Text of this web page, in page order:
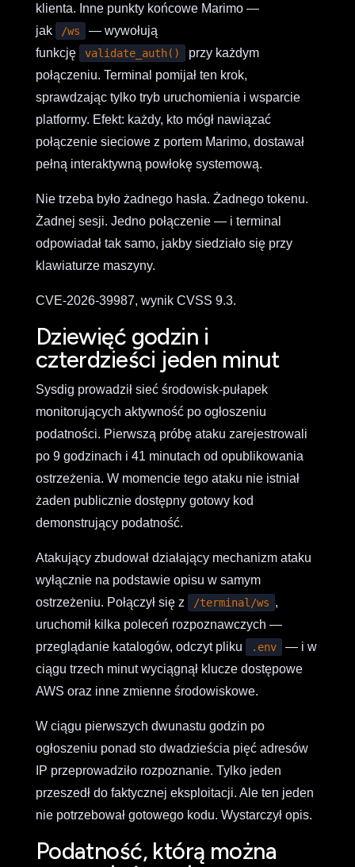
klienta. Inne punkty końcowe Marimo —
jak
/ws
— wywołują
funkcję
validate_auth()
przy każdym
połączeniu. Terminal pomijał ten krok,
sprawdzając tylko tryb uruchomienia i wsparcie
platformy. Efekt: każdy, kto mógł nawiązać
połączenie sieciowe z portem Marimo, dostawał
pełną interaktywną powłokę systemową.
Nie trzeba było żadnego hasła. Żadnego tokenu.
Żadnej sesji. Jedno połączenie — i terminal
odpowiadał tak samo, jakby siedziało się przy
klawiaturze maszyny.
CVE-2026-39987, wynik CVSS 9.3.
Dziewięć godzin i
czterdzieści jeden minut
Sysdig prowadził sieć środowisk-pułapek
monitorujących aktywność po ogłoszeniu
podatności. Pierwszą próbę ataku zarejestrowali
po 9 godzinach i 41 minutach od opublikowania
ostrzeżenia. W momencie tego ataku nie istniał
żaden publicznie dostępny gotowy kod
demonstrujący podatność.
Atakujący zbudował działający mechanizm ataku
wyłącznie na podstawie opisu w samym
ostrzeżeniu. Połączył się z
/terminal/ws ,
uruchomił kilka poleceń rozpoznawczych —
przeglądanie katalogów, odczyt pliku
.env
— i w
ciągu trzech minut wyciągnął klucze dostępowe
AWS oraz inne zmienne środowiskowe.
W ciągu pierwszych dwunastu godzin po
ogłoszeniu ponad sto dwadzieścia pięć adresów
IP przeprowadziło rozpoznanie. Tylko jeden
przeszedł do faktycznej eksploitacji. Ale ten jeden
nie potrzebował gotowego kodu. Wystarczył opis.
Podatność, którą można